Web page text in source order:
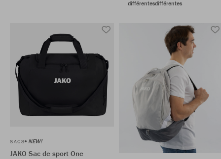
différentesdifférentes
SACS NEW!
JAKO Sac de sport One